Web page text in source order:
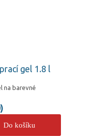
gel 1.8 l
na barevné
Do košíku